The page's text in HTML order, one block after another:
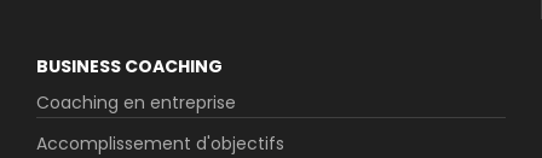
BUSINESS COACHING
Coaching en entreprise
Accomplissement d'objectifs